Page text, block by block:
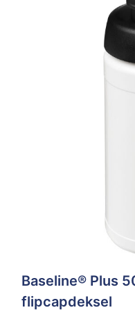
Baseline® Plus
flipcapdeksel